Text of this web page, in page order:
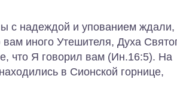
с надеждой и упованием ждали,
иного Утешителя, Духа
что Я говорил вам (Ин.16:5). На
в Сионской горнице,